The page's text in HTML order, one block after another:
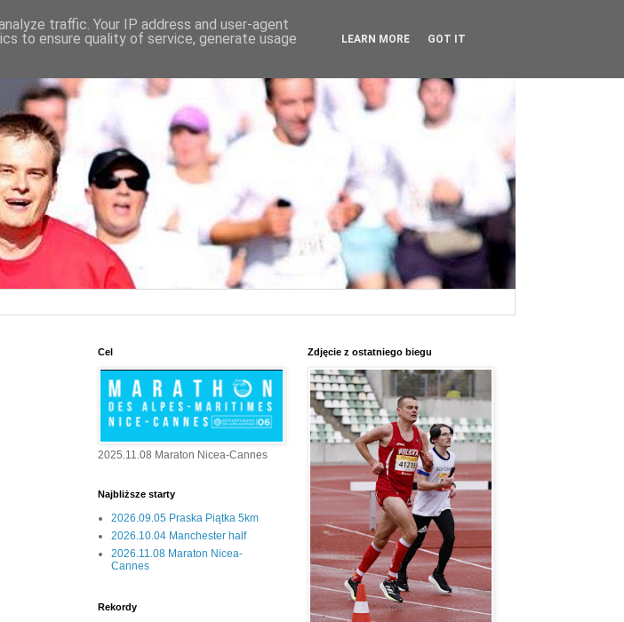
Cel
2025.11.08 Maraton Nicea-Cannes
Najbliższe starty
2026.09.05 Praska Piątka 5km
2026.10.04 Manchester half
2026.11.08 Maraton Nicea-
Cannes
Rekordy
Zdjęcie z ostatniego biegu
traffic. Your IP address and user-agent
to ensure quality of service, generate usage
LEARN MORE GOT IT